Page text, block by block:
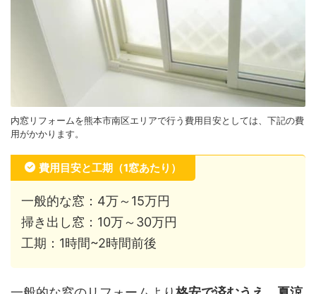
内窓リフォームを熊本市南区エリアで行う費用目安としては、下記の費
用がかかります。
費用目安と工期（1窓あたり）
一般的な窓：4万～15万円
掃き出し窓：10万～30万円
工期：1時間~2時間前後